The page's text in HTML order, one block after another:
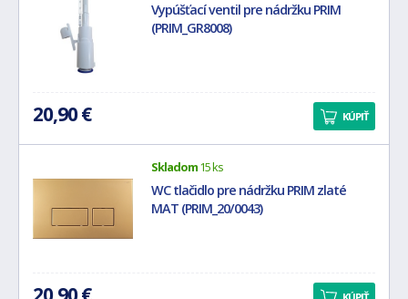
Vypúšťací ventil pre nádržku PRIM
(PRIM_GR8008)
20,90 € KÚPIŤ
Skladom15 ks
WC tlačidlo pre nádržku PRIM zlaté
MAT (PRIM_20/0043)